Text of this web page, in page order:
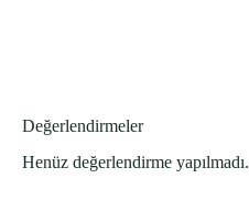
Değerlendirmeler
Henüz değerlendirme yapılmadı.